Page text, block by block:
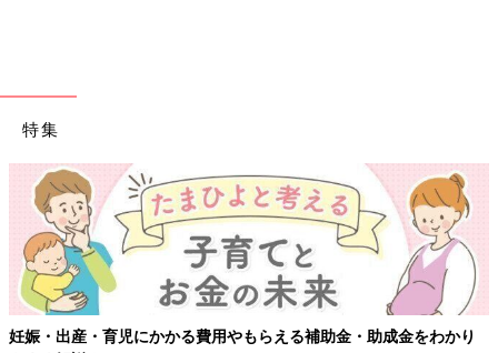
特集
【ワクチン接種できるものも】妊婦の感染症対策、知っておいて！